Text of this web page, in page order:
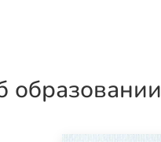
образовании